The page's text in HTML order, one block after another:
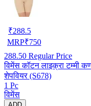
₹288.5
MRP₹750
288.50 Regular Price
विमेंस कॉटन लाइक्रा टम्मी
शेपवियर (S678)
1 Pc
विमेंस